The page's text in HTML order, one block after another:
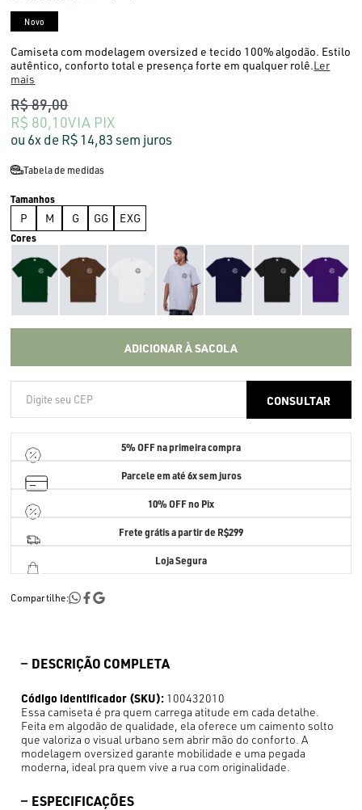
Novo
Camiseta com modelagem oversized e tecido 100% algodão. Estilo
autêntico, conforto total e presença forte em qualquer rolê.Ler
mais
R$ 80,10VIA PIX
R$ 89,00
6x R$ 14,83sem juros
Tabela de medidas
P M G GG EXG
ADICIONAR À SACOLA
5% OFFna primeira compra
Parcele em até6x sem juros
10% OFF no Pix
Frete grátis a partir de R$299
Loja Segura
Compartilhe:
DESCRIÇÃO COMPLETA
Código identificador (SKU): 100432010
Essa camiseta é pra quem carrega atitude em cada detalhe.
Feita em algodão de qualidade, ela oferece um caimento solto
que valoriza o visual urbano sem abrir mão do conforto. A
modelagem oversized garante mobilidade e uma pegada
moderna, ideal pra quem vive a rua com originalidade.
ESPECIFICAÇÕES